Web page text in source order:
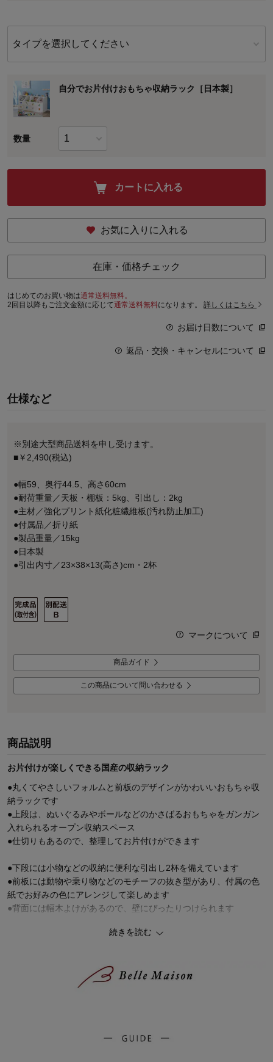
タイプを選択してください
自分でお片付けおもちゃ収納ラック［日本製］
数量
カートに入れる
お気に入りに入れる
在庫・価格チェック
はじめてのお買い物は通常送料無料。
2回目以降もご注文金額に応じて通常送料無料になります。 詳しくはこちら
お届け日数について
返品・交換・キャンセルについて
仕様など
※別途大型商品送料を申し受けます。
■￥2,490(税込)
●幅59、奥行44.5、高さ60cm
●耐荷重量／天板・棚板：5kg、引出し：2kg
●主材／強化プリント紙化粧繊維板(汚れ防止加工)
●付属品／折り紙
●製品重量／15kg
●日本製
●引出内寸／23×38×13(高さ)cm・2杯
マークについて
商品ガイド
この商品について問い合わせる
商品説明
お片付けが楽しくできる国産の収納ラック
●丸くてやさしいフォルムと前板のデザインがかわいいおもちゃ収
納ラックです
●上段は、ぬいぐるみやボールなどのかさばるおもちゃをガンガン
入れられるオープン収納スペース
●仕切りもあるので、整理してお片付けができます
●下段には小物などの収納に便利な引出し2杯を備えています
●前板には動物や乗り物などのモチーフの抜き型があり、付属の色
紙でお好みの色にアレンジして楽しめます
●背面には幅木よけがあるので、壁にぴったりつけられます
●素材には、アレルギー物質などの飛散を抑えた低ホルマリン仕様
自分でお片付けできるようになる！キッズ家具シリーズ
続きを読む